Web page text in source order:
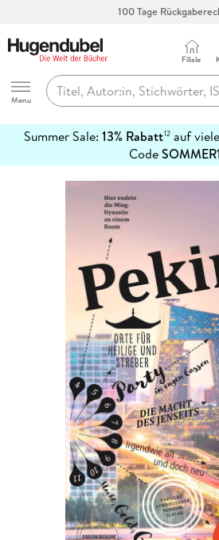
100 Tage
Hugendubel
Menu
Filiale
Summer Sale: 13% Rabatt12auf
Code
erfahren